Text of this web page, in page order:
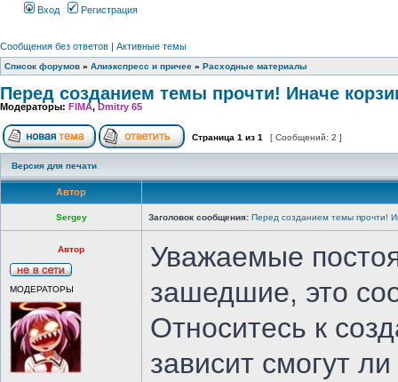
Вход Регистрация
Сообщения без ответов | Активные темы
Список форумов » Алиэкспресс и причее » Расходные материалы
Перед созданием темы прочти! Иначе
Модераторы: FIMA, Dmitry 65
Страница 1 из 1 [ Сообщений: 2 ]
Версия для печати
Автор
Sergey Заголовок сообщения: Перед созданием темы прочти!
Автор
МОДЕРАТОРЫ
Уважаемые
зашедшие, это
Относитесь к
зависит смогут